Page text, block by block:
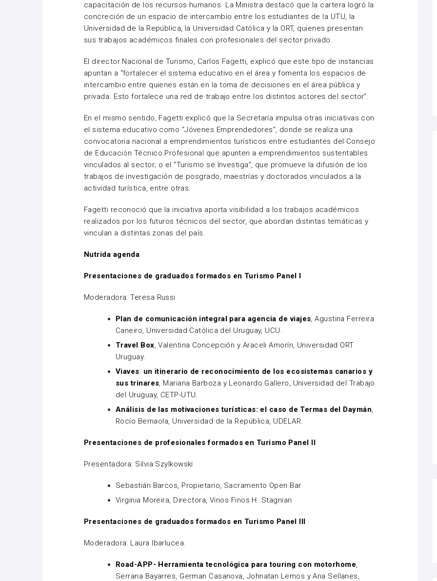
capacitación de los recursos humanos. La Ministra destacó que la cartera logró la
concreción de un espacio de intercambio entre los estudiantes de la UTU, la
Universidad de la República, la Universidad Católica y la ORT, quienes presentan
sus trabajos académicos finales con profesionales del sector privado.
El director Nacional de Turismo, Carlos Fagetti, explicó que este tipo de instancias
apuntan a “fortalecer el sistema educativo en el área y fomenta los espacios de
intercambio entre quienes están en la toma de decisiones en el área pública y
privada. Esto fortalece una red de trabajo entre los distintos actores del sector”.
En el mismo sentido, Fagetti explicó que la Secretaría impulsa otras iniciativas con
el sistema educativo como “Jóvenes Emprendedores”, donde se realiza una
convocatoria nacional a emprendimientos turísticos entre estudiantes del Consejo
de Educación Técnico Profesional que apunten a emprendimientos sustentables
vinculados al sector; o el “Turismo se Investiga”, que promueve la difusión de los
trabajos de investigación de posgrado, maestrías y doctorados vinculados a la
actividad turística, entre otras.
Fagetti reconoció que la iniciativa aporta visibilidad a los trabajos académicos
realizados por los futuros técnicos del sector, que abordan distintas temáticas y
vinculan a distintas zonas del país.
Nutrida agenda
Presentaciones de graduados formados en Turismo Panel I
Moderadora: Teresa Russi
Plan de comunicación integral para agencia de viajes, Agustina Ferreira
Caneiro, Universidad Católica del Uruguay, UCU.
Travel Box, Valentina Concepción y Araceli Amorín, Universidad ORT
Uruguay.
Viaves: un itinerario de reconocimiento de los ecosistemas canarios y
sus trinares, Mariana Barboza y Leonardo Gallero, Universidad del Trabajo
del Uruguay, CETP-UTU.
Análisis de las motivaciones turísticas: el caso de Termas del Daymán,
Rocío Bernaola, Universidad de la República, UDELAR.
Presentaciones de profesionales formados en Turismo Panel II
Presentadora: Silvia Szylkowski
Sebastián Barcos, Propietario, Sacramento Open Bar
Virginia Moreira, Directora, Vinos Finos H. Stagniari
Presentaciones de graduados formados en Turismo Panel III
Moderadora: Laura Ibarlucea.
Road-APP- Herramienta tecnológica para touring con motorhome,
Serrana Bayarres, German Casanova, Johnatan Lemos y Ana Sellanes,